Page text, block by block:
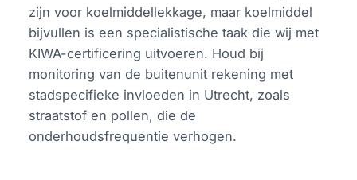
zijn voor koelmiddellekkage, maar koelmiddel
bijvullen is een specialistische taak die wij met
KIWA-certificering uitvoeren. Houd bij
monitoring van de buitenunit rekening met
stadspecifieke invloeden in Utrecht, zoals
straatstof en pollen, die de
onderhoudsfrequentie verhogen.